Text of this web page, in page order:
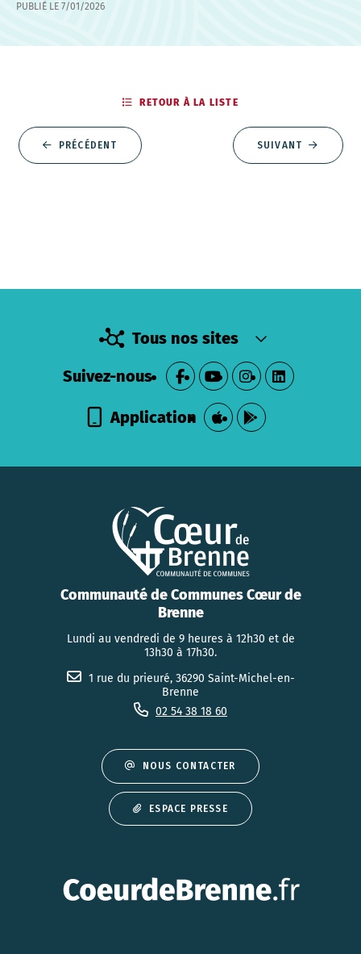
PUBLIÉ LE 7/01/2026
PRÉCÉDENT
RETOUR À LA LISTE
SUIVANT
Tous nos sites
Suivez-nous
Application
Communauté de Communes Cœur de
Brenne
Lundi au vendredi de 9 heures à 12h30 et de
13h30 à 17h30.
1 rue du prieuré, 36290 Saint-Michel-en-
Brenne
02 54 38 18 60
NOUS CONTACTER
ESPACE PRESSE